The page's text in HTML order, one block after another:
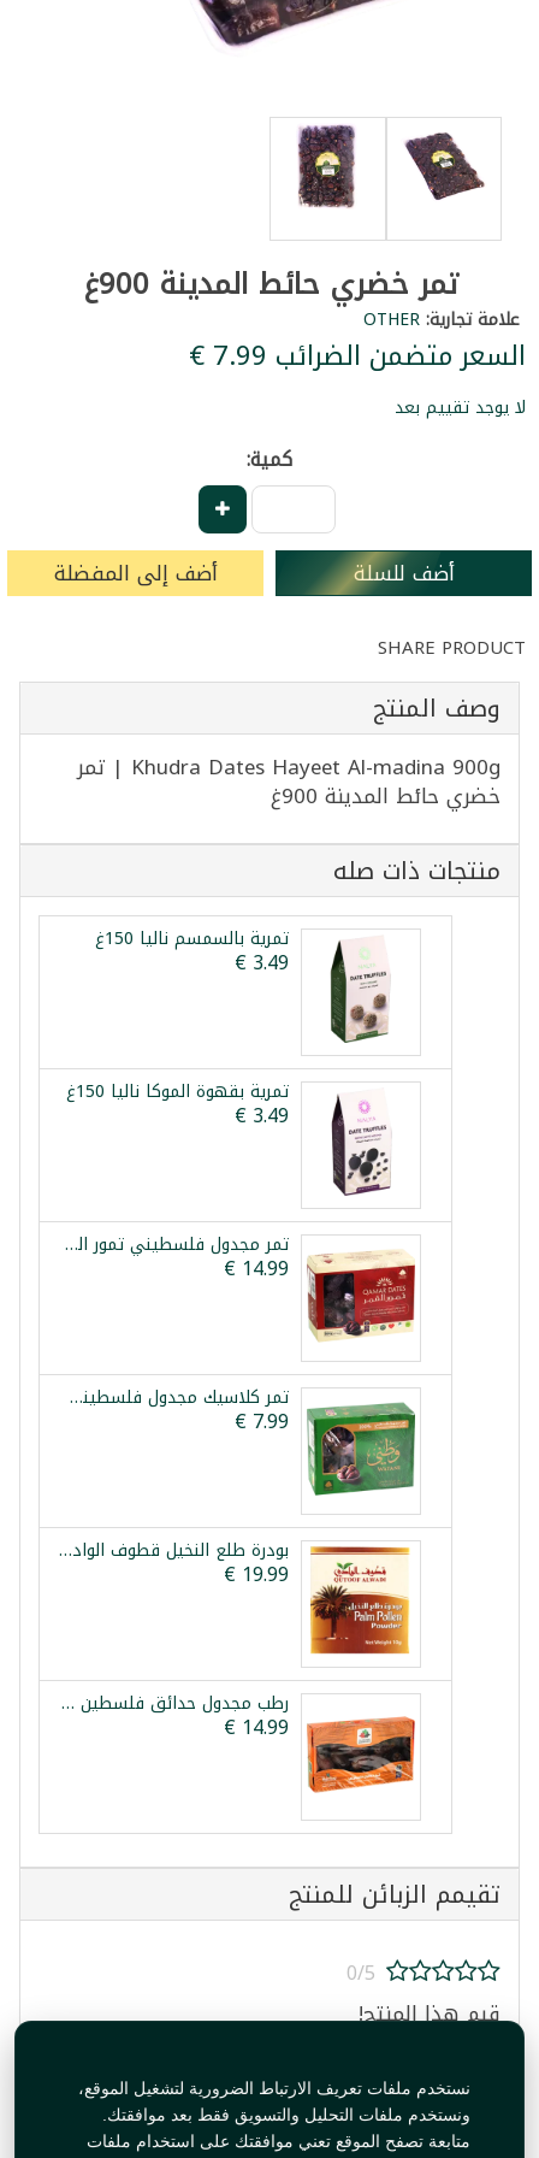
نستخدم ملفات تعريف الارتباط الضرورية لتشغيل الموقع،
ونستخدم ملفات التحليل والتسويق فقط بعد موافقتك.
متابعة تصفح الموقع تعني موافقتك على استخدام ملفات
تمر خضري حائط المدينة 900غ
علامة تجارية:OTHER
السعر متضمن الضرائب ‏7.99 €
لا يوجد تقييم بعد
كمية:
أضف للسلة أضف إلى المفضلة
SHARE PRODUCT
وصف المنتج
Khudra Dates Hayeet Al-madina 900g | تمر
خضري حائط المدينة 900غ
منتجات ذات صله
تمرية بالسمسم نالیا 150غ
تمرية بقهوة الموكا نالیا 150غ
تمر مجدول فلسطيني تمور القمر 800غ
تمر كلاسيك مجدول فلسطيني وطني 750غ
بودرة طلع النخيل قطوف الوادي 10غ
رطب مجدول حدائق فلسطين 900غ
تقيمم الزبائن للمنتج
0/5
قيم هذا المنتج!